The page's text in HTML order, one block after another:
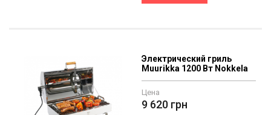
Электрический гриль
Muurikka 1200 Вт Nokkela
Цена
9 620 грн